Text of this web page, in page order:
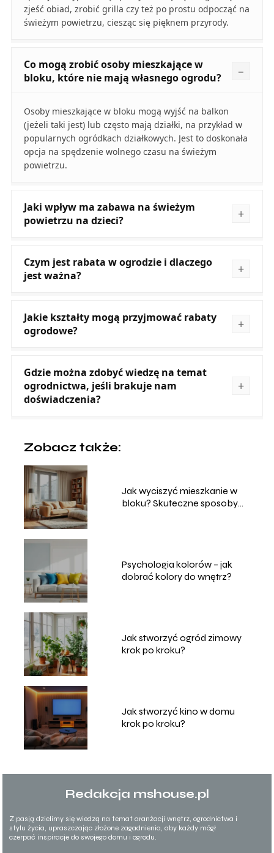
zjeść obiad, zrobić grilla czy też po prostu odpocząć na
świeżym powietrzu, ciesząc się pięknem przyrody.
Co mogą zrobić osoby mieszkające w
bloku, które nie mają własnego ogrodu?
Osoby mieszkające w bloku mogą wyjść na balkon
(jeżeli taki jest) lub często mają działki, na przykład w
popularnych ogródkach działkowych. Jest to doskonała
opcja na spędzenie wolnego czasu na świeżym
powietrzu.
Jaki wpływ ma zabawa na świeżym
powietrzu na dzieci?
Czym jest rabata w ogrodzie i dlaczego
jest ważna?
Jakie kształty mogą przyjmować rabaty
ogrodowe?
Gdzie można zdobyć wiedzę na temat
ogrodnictwa, jeśli brakuje nam
doświadczenia?
Zobacz także:
Jak wyciszyć mieszkanie w
bloku? Skuteczne sposoby
Psychologia kolorów – jak
dobrać kolory do wnętrz?
Jak stworzyć ogród zimowy
krok po kroku?
Jak stworzyć kino w domu
krok po kroku?
Redakcja mshouse.pl
Z pasją dzielimy się wiedzą na temat aranżacji wnętrz, ogrodnictwa i
stylu życia, upraszczając złożone zagadnienia, aby każdy mógł
czerpać inspiracje do swojego domu i ogrodu.